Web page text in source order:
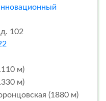
102
м)
м)
(1880 м)